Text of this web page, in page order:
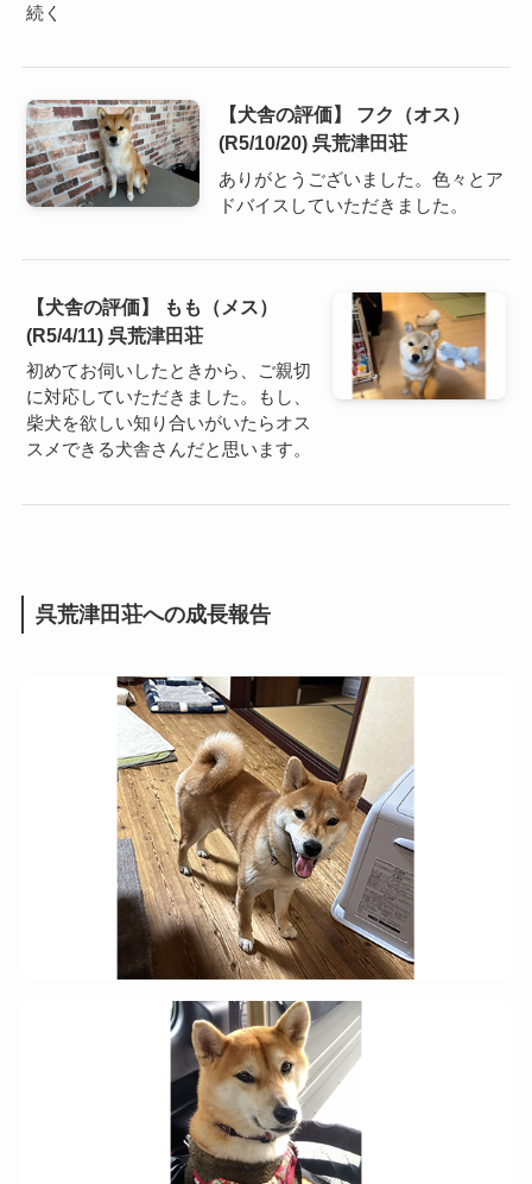
続く
【犬舎の評価】 フク（オス）
(R5/10/20) 呉荒津田荘
ありがとうございました。色々とア
ドバイスしていただきました。
【犬舎の評価】 もも（メス）
(R5/4/11) 呉荒津田荘
初めてお伺いしたときから、ご親切
に対応していただきました。もし、
柴犬を欲しい知り合いがいたらオス
スメできる犬舎さんだと思います。
呉荒津田荘への成長報告